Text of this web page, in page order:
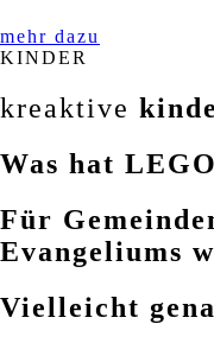
mehr dazu
KINDER
kreaktive
Was hat
Für
Evangeliums
Vielleicht